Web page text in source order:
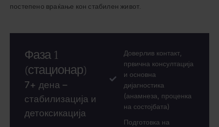
постепено враќање кон стабилен живот.
Фаза 1
(стационар)
7+ дена –
стабилизација и
детоксикација
Доверлив контакт,
првична консултација
и основна
дијагностика
(анамнеза, проценка
на состојбата)
Подготовка на